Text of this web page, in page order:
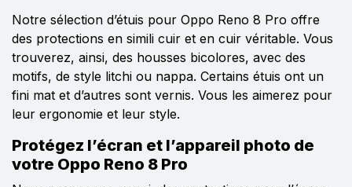
Notre sélection d’étuis pour Oppo Reno 8 Pro offre
des protections en simili cuir et en cuir véritable. Vous
trouverez, ainsi, des housses bicolores, avec des
motifs, de style litchi ou nappa. Certains étuis ont un
fini mat et d’autres sont vernis. Vous les aimerez pour
leur ergonomie et leur style.
Protégez l’écran et l’appareil photo de
votre Oppo Reno 8 Pro